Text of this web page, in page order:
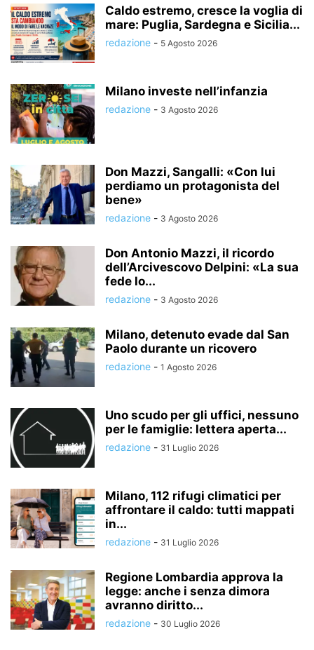
Caldo estremo, cresce la voglia di
mare: Puglia, Sardegna e Sicilia...
redazione - 5 Agosto 2026
Milano investe nell’infanzia
redazione - 3 Agosto 2026
Don Mazzi, Sangalli: «Con lui
perdiamo un protagonista del
bene»
redazione - 3 Agosto 2026
Don Antonio Mazzi, il ricordo
dell’Arcivescovo Delpini: «La sua
fede lo...
redazione - 3 Agosto 2026
Milano, detenuto evade dal San
Paolo durante un ricovero
redazione - 1 Agosto 2026
Uno scudo per gli uffici, nessuno
per le famiglie: lettera aperta...
redazione - 31 Luglio 2026
Milano, 112 rifugi climatici per
affrontare il caldo: tutti mappati
in...
redazione - 31 Luglio 2026
Regione Lombardia approva la
legge: anche i senza dimora
avranno diritto...
redazione - 30 Luglio 2026